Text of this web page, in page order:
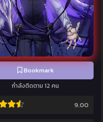
Bookmark
กำลังติดตาม 12 คน
9.00